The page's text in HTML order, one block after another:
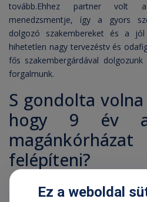
tovább.Ehhez partner volt
menedzsmentje, így a gyors
dolgozó szakembereket és a
hihetetlen nagy tervezéstv és
fős szakembergárdával
forgalmunk.
S gondolta
hogy 9 év
felépíteni?
Nem gondoltam. Abban
szülészetet és nőgyógyászatot a
Ez a weboldal